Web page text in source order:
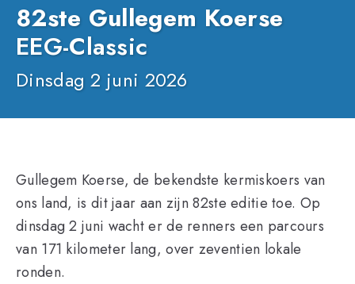
82ste Gullegem Koerse
EEG-Classic
Dinsdag 2 juni 2026
Gullegem Koerse, de bekendste kermiskoers van
ons land, is dit jaar aan zijn 82ste editie toe. Op
dinsdag 2 juni wacht er de renners een parcours
van 171 kilometer lang, over zeventien lokale
ronden.